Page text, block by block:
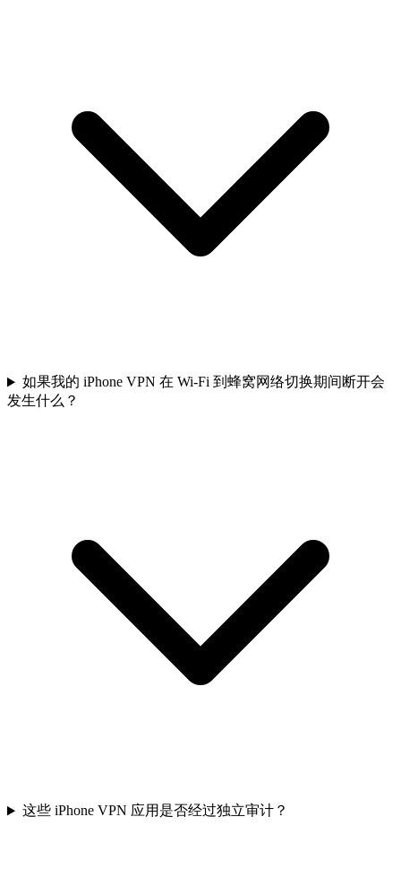
如果我的 iPhone VPN 在 Wi-Fi 到蜂窝网络切换期间断开会
发生什么？
这些 iPhone VPN 应用是否经过独立审计？